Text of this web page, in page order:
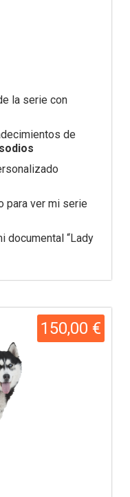
la serie con
de
para ver mi serie
documental “Lady
150,00 €